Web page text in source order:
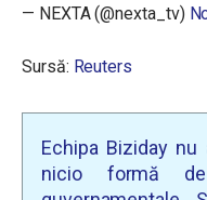
— NEXTA (@nexta_tv)
Sursă: Reuters
Echipa Biziday
nicio formă